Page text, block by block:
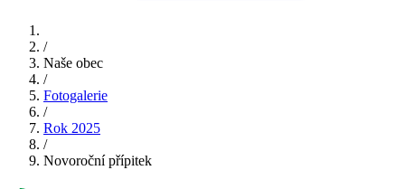
/
Naše obec
/
Fotogalerie
/
Rok 2025
/
Novoroční přípitek